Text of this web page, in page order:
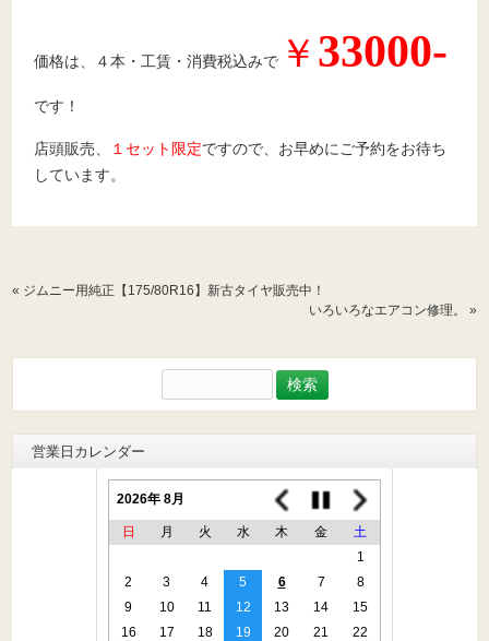
価格は、４本・工賃・消費税込みで ￥ 33000-
です！
店頭販売、 １セット限定ですので、お早めにご予約をお待ち
しています。
« ジムニー用純正【175/80R16】新古タイヤ販売中！
いろいろなエアコン修理。
»
索:
営業日カレンダー
2026年 8月
日 月 火 水 木 金
土
1
2
3 4 5 6 7
8
9
10 11 12 13 14
15
16
17 18 19 20 21
22